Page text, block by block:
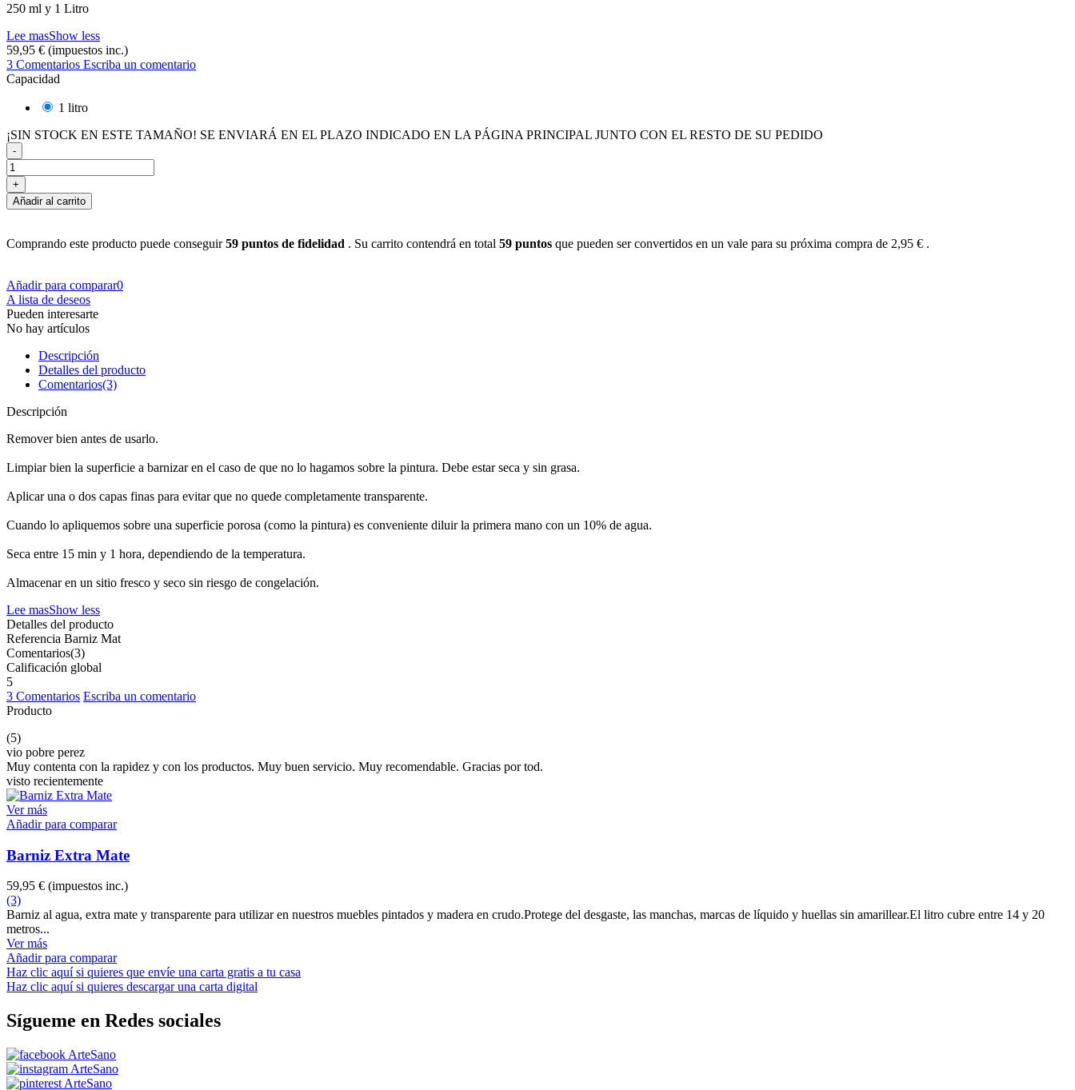
250 ml y 1 Litro
Lee masShow less
59,95 € (impuestos inc.)
3 Comentarios Escriba un comentario
Capacidad
1 litro
¡SIN STOCK EN ESTE TAMAÑO! SE ENVIARÁ EN EL PLAZO INDICADO EN LA PÁGINA PRINCIPAL JUNTO CON EL RESTO DE SU PEDIDO
-
+
Añadir al carrito
Comprando este producto puede conseguir59 puntos de fidelidad . Su carrito contendrá en total 59 puntos que pueden ser convertidos en un vale para su próxima compra de 2,95 € .
Añadir para comparar0
A lista de deseos
Pueden interesarte
No hay artículos
Descripción
Detalles del producto
Comentarios(3)
Descripción
Remover bien antes de usarlo.
Limpiar bien la superficie a barnizar en el caso de que no lo hagamos sobre la pintura. Debe estar seca y sin grasa.
Aplicar una o dos capas finas para evitar que no quede completamente transparente.
Cuando lo apliquemos sobre una superficie porosa (como la pintura) es conveniente diluir la primera mano con un 10% de agua.
Seca entre 15 min y 1 hora, dependiendo de la temperatura.
Almacenar en un sitio fresco y seco sin riesgo de congelación.
Lee masShow less
Detalles del producto
Referencia Barniz Mat
Comentarios(3)
Calificación global
5
3 Comentarios Escriba un comentario
Producto
(5)
vio pobre perez
Muy contenta con la rapidez y con los productos. Muy buen servicio. Muy recomendable. Gracias por tod.
visto recientemente
Ver más
Añadir para comparar
Barniz Extra Mate
59,95 € (impuestos inc.)
(3)
Barniz al agua, extra mate y transparente para utilizar en nuestros muebles pintados y madera en crudo.Protege del desgaste, las manchas, marcas de líquido y huellas sin amarillear.El litro cubre entre 14 y 20
metros...
Ver más
Añadir para comparar
Haz clic aquí si quieres que envíe una carta gratis a tu casa
Haz clic aquí si quieres descargar una carta digital
Sígueme en Redes sociales